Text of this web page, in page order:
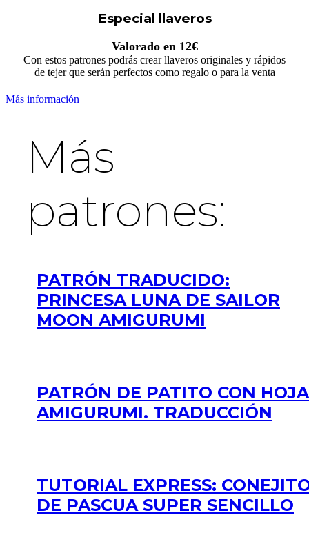
Especial llaveros
Valorado en 12€
Con estos patrones podrás crear llaveros originales y rápidos
de tejer que serán perfectos como regalo o para la venta
Más información
Más
patrones:
PATRÓN TRADUCIDO:
PRINCESA LUNA DE SAILOR
MOON AMIGURUMI
PATRÓN DE PATITO CON HOJA
AMIGURUMI. TRADUCCIÓN
TUTORIAL EXPRESS:
DE PASCUA SUPER SENCILLO